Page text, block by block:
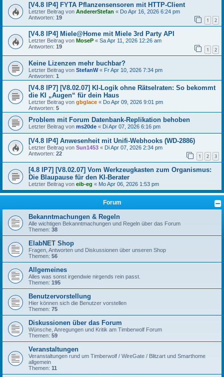
[V4.8 IP4] FYTA Pflanzensensoren mit HTTP-Client
Letzter Beitrag von AndererStefan « Do Apr 16, 2026 6:24 pm
Antworten: 19 1 2
[V4.8 IP4] Miele@Home mit Miele 3rd Party API
Letzter Beitrag von MoseP « Sa Apr 11, 2026 12:26 am
Antworten: 19 1 2
Keine Lizenzen mehr buchbar?
Letzter Beitrag von StefanW« Fr Apr 10, 2026 7:34 pm
Antworten: 1
[V4.8 IP7] [V8.02.07] KI-Logik ohne Rätselraten: So bekommt
die KI „Augen“ für dein Haus
Letzter Beitrag von gbglace « Do Apr 09, 2026 9:01 pm
Antworten: 5
Problem mit Forum Datenbank-Replikation behoben
Letzter Beitrag von ms20de « Di Apr 07, 2026 6:16 pm
[V4.8 IP4] Anwesenheit mit Unifi-Webhooks (WD-2886)
Letzter Beitrag von Sun1453 « Di Apr 07, 2026 2:34 pm
Antworten: 22 1 2 3
[4.8 IP7] [V8.02.07] Vom Werkzeugkasten zum Organismus:
Die Blaupause für den KI-Berater
Letzter Beitrag von eib-eg « Mo Apr 06, 2026 1:53 pm
Forum
Bekanntmachungen & Regeln
Alle wichtigen Bekanntmachungen und Regeln über das Forum
Themen: 38
ElabNET Shop
Fragen, Antworten und Diskussionen über unseren Shop
Themen: 56
Allgemeines
Alles was sonst irgendwie nirgends rein passt.
Themen: 195
Benutzervorstellung
Hier können sich die Benutzer vorstellen
Themen: 75
Diskussionen über das Forum
Wünsche, Anregungen und Kritik am Timberwolf Forum
Themen: 59
Veranstaltungen
Veranstaltungen rund um Timberwolf / WireGate / Blitzart und Smarthome
allgemein
Themen: 11